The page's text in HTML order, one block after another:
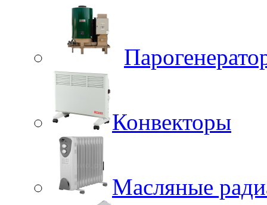
Конвекторы
Масляные